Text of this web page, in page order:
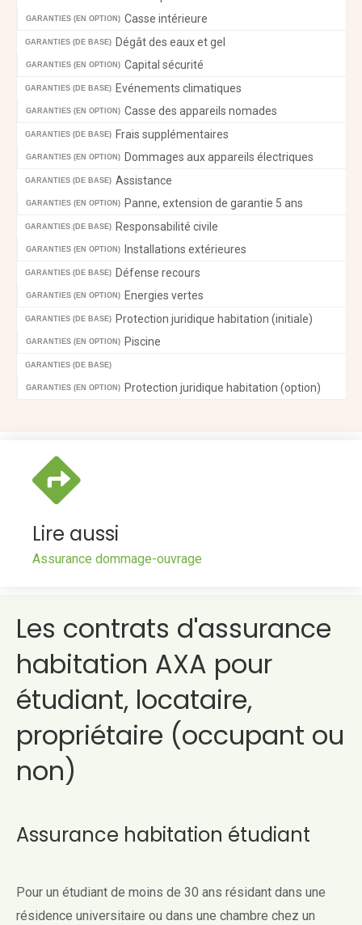
GARANTIES (EN OPTION) Casse intérieure
GARANTIES (DE BASE) Dégât des eaux et gel
GARANTIES (EN OPTION) Capital sécurité
GARANTIES (DE BASE) Evénements climatiques
GARANTIES (EN OPTION) Casse des appareils nomades
GARANTIES (DE BASE) Frais supplémentaires
GARANTIES (EN OPTION) Dommages aux appareils électriques
GARANTIES (DE BASE) Assistance
GARANTIES (EN OPTION) Panne, extension de garantie 5 ans
GARANTIES (DE BASE) Responsabilité civile
GARANTIES (EN OPTION) Installations extérieures
GARANTIES (DE BASE) Défense recours
GARANTIES (EN OPTION) Energies vertes
GARANTIES (DE BASE) Protection juridique habitation (initiale)
GARANTIES (EN OPTION) Piscine
GARANTIES (DE BASE)
GARANTIES (EN OPTION) Protection juridique habitation (option)
Lire aussi
Assurance dommage-ouvrage
Les contrats d'assurance
habitation AXA pour
étudiant, locataire,
propriétaire (occupant ou
non)
Assurance habitation étudiant
Pour un étudiant de moins de 30 ans résidant dans une
résidence universitaire ou dans une chambre chez un